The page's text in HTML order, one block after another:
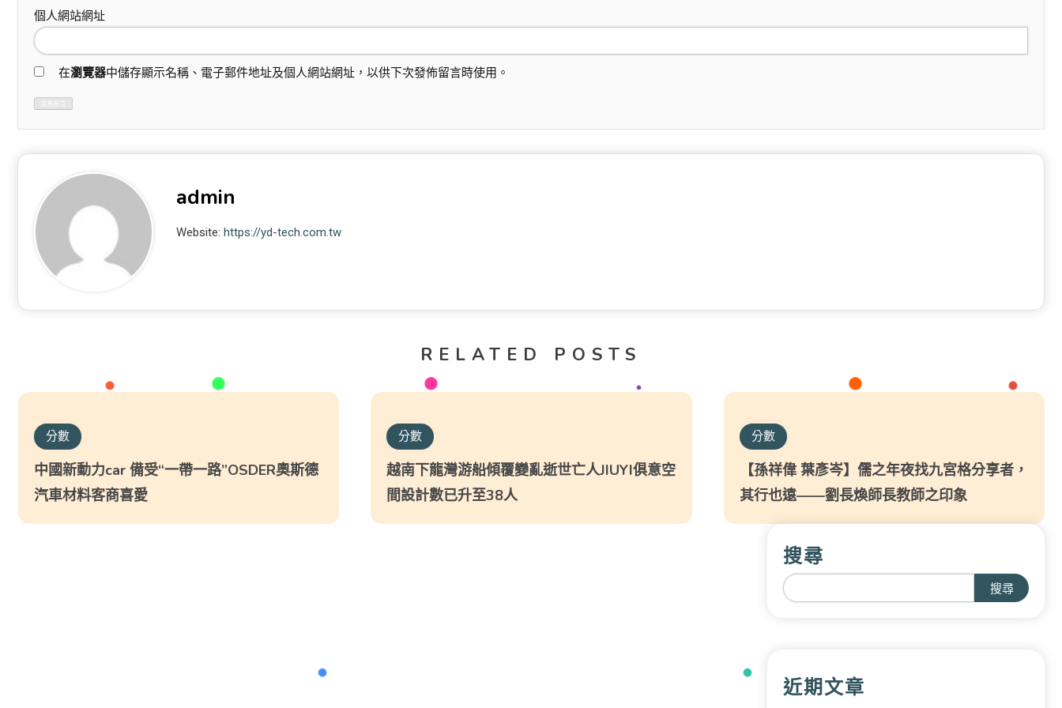
個人網站網址
在瀏覽器中儲存顯示名稱、電子郵件地址及個人網站網址，以供下次發佈留言時使用。
admin
Website:https://yd-tech.com.tw
RELATED POSTS
分數
中國新動力car 備受“一帶一路”OSDER奧斯德
汽車材料客商喜愛
分數
越南下龍灣游船傾覆變亂逝世亡人JIUYI俱意空
間設計數已升至38人
分數
【孫祥偉 葉彥岑】儒之年夜找九宮格分享者，
其行也遠——劉長煥師長教師之印象
搜尋
搜尋
近期文章